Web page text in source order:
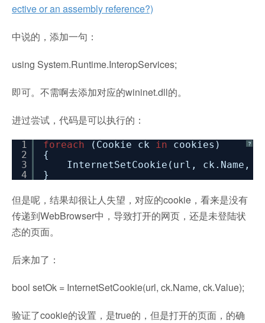
ective or an assembly reference?)
中说的，添加一句：
using System.Runtime.InteropServices;
即可。不需啊去添加对应的wininet.dll的。
进过尝试，代码是可以执行的：
?
1
2
3
4
foreach (Cookie ck in
cookies)
{
InternetSetCookie(url, ck.Name,
}
但是呢，结果却很让人失望，对应的cookie，看来是没有
传递到WebBrowser中，导致打开的网页，还是未登陆状
态的页面。
后来加了：
bool setOk = InternetSetCookie(url, ck.Name, ck.Value);
验证了cookie的设置，是true的，但是打开的页面，的确